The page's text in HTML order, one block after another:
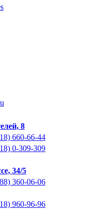
8
660-66-44
0-309-309
34/5
360-06-06
960-96-96